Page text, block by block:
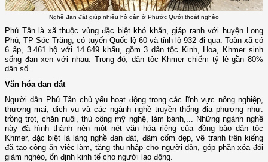
Nghề đan đát giúp nhiều hộ dân ở Phước Qưới thoát nghèo
Phú Tân là xã thuộc vùng đặc biệt khó khăn, giáp ranh với huyện Long
Phú, TP Sóc Trăng, có tuyến Quốc lộ 60 và tỉnh lộ 932 đi qua. Toàn xã có
6 ấp, 3.461 hộ với 14.649 khẩu, gồm 3 dân tộc Kinh, Hoa, Khmer sinh
sống đan xen với nhau. Trong đó, dân tộc Khmer chiếm tỷ lệ gần 80%
dân số.
Văn hóa đan đát
Người dân Phú Tân chủ yếu hoạt động trong các lĩnh vực nông nghiệp,
thương mại, dịch vụ và các ngành nghề truyền thống địa phương như:
trồng trọt, chăn nuôi, thủ công mỹ nghệ, làm bánh,... Những ngành nghề
này đã hình thành nên một nét văn hóa riêng của đồng bào dân tộc
Khmer, đặc biệt là làng nghề đan đát, đâm cốm dẹp, vẽ tranh trên kiếng
đã tạo công ăn việc làm, tăng thu nhập cho người dân, góp phần xóa đói
giảm nghèo, ổn định kinh tế cho người lao động.